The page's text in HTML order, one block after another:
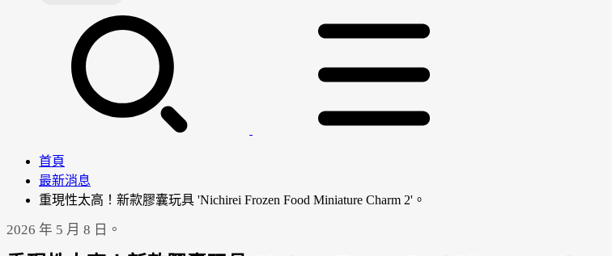
首頁
最新消息
重現性太高！新款膠囊玩具 'Nichirei Frozen Food Miniature Charm 2'。
2026 年 5 月 8 日。